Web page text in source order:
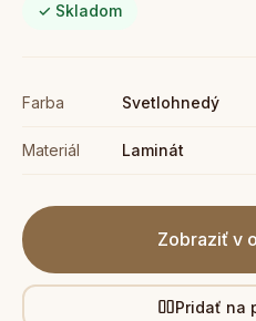
✓ Skladom
Farba Svetlohnedý
Materiál Laminát
Zobraziť v
Pridať na